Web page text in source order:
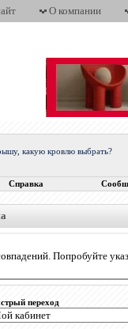
О компании
какую кровлю выбрать?
Справка
Попробуйте
переход